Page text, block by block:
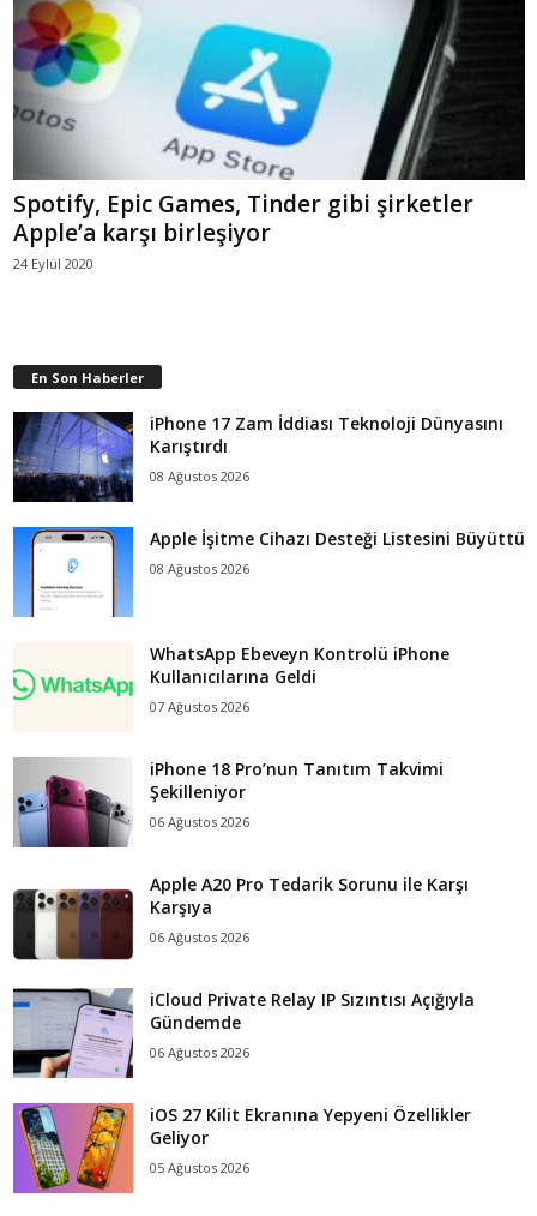
Spotify, Epic Games, Tinder gibi şirketler
Apple’a karşı birleşiyor
24 Eylül 2020
En Son Haberler
iPhone 17 Zam İddiası Teknoloji Dünyasını
Karıştırdı
08 Ağustos 2026
Apple İşitme Cihazı Desteği Listesini Büyüttü
08 Ağustos 2026
WhatsApp Ebeveyn Kontrolü iPhone
Kullanıcılarına Geldi
07 Ağustos 2026
iPhone 18 Pro’nun Tanıtım Takvimi
Şekilleniyor
06 Ağustos 2026
Apple A20 Pro Tedarik Sorunu ile Karşı
Karşıya
06 Ağustos 2026
iCloud Private Relay IP Sızıntısı Açığıyla
Gündemde
06 Ağustos 2026
iOS 27 Kilit Ekranına Yepyeni Özellikler
Geliyor
05 Ağustos 2026